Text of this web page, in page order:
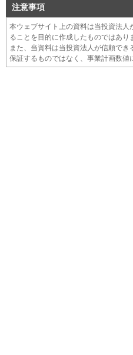
注意事項
本ウェブサイト上の資料は当投資法
ることを目的に作成したものではあり
また、当資料は当投資法人が信頼で
保証するものではなく、事業計画数